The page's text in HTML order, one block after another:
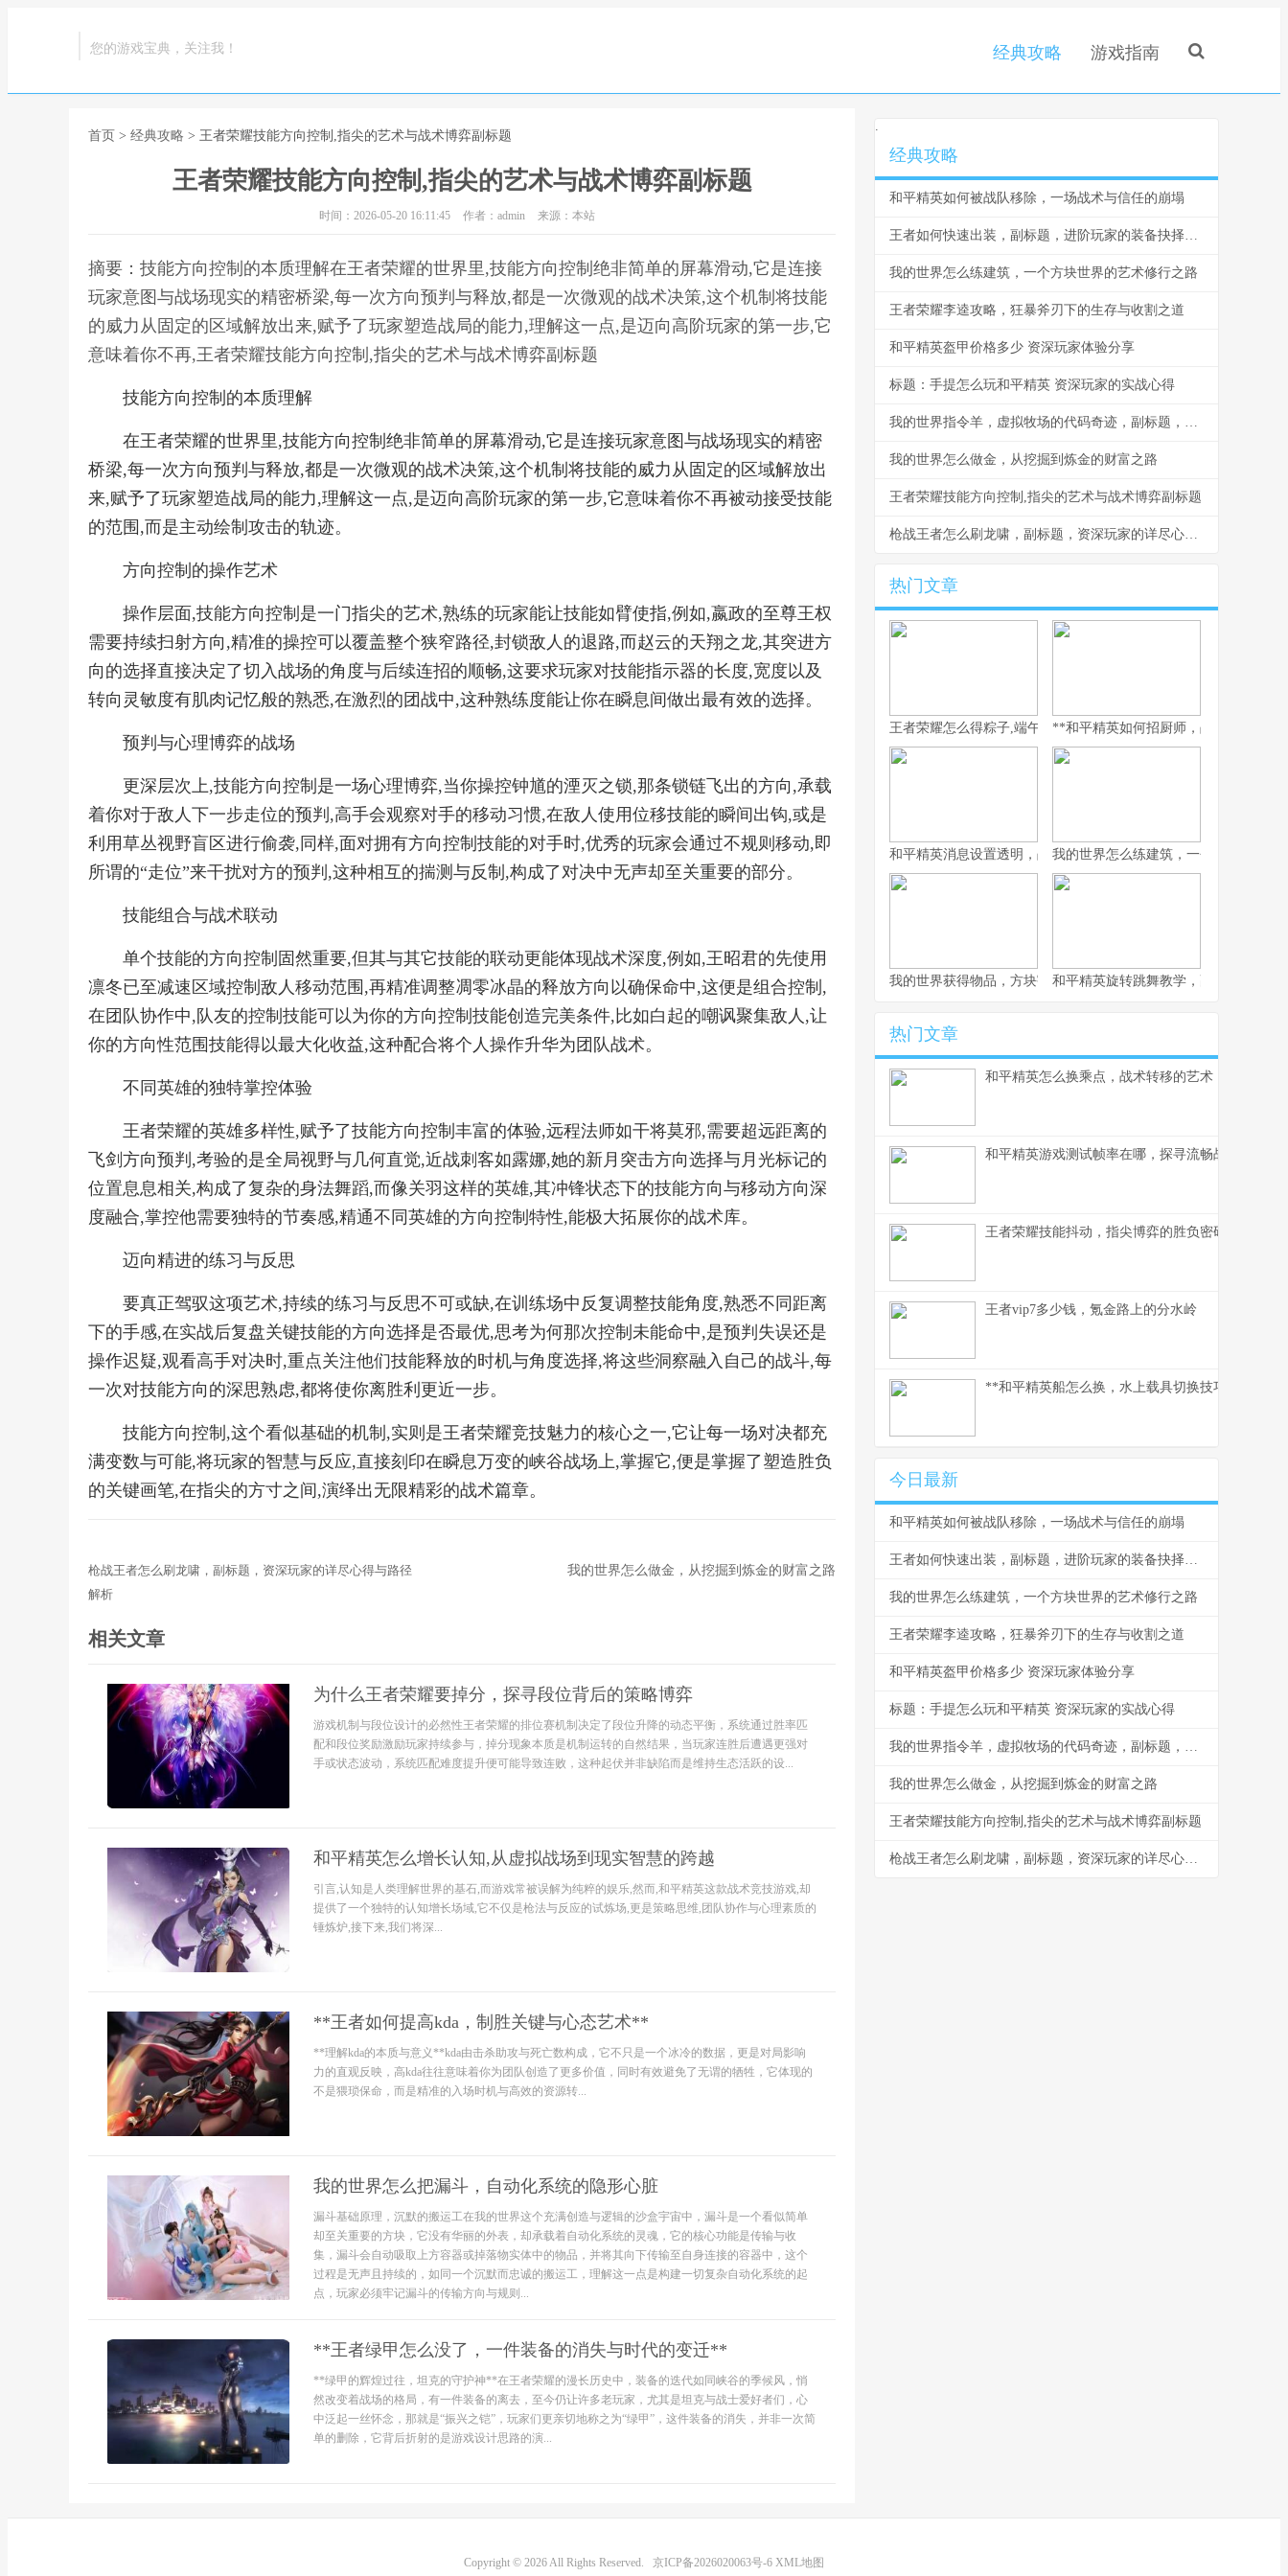
您的游戏宝典，关注我！ 经典攻略 游戏指南
首页 > 经典攻略 > 王者荣耀技能方向控制,指尖的艺术与战术博弈副标题
王者荣耀技能方向控制,指尖的艺术与战术博弈副标题
时间：2026-05-20 16:11:45 作者：admin 来源：本站
摘要：技能方向控制的本质理解在王者荣耀的世界里,技能方向控制绝非简单的屏幕滑动,它是连接
玩家意图与战场现实的精密桥梁,每一次方向预判与释放,都是一次微观的战术决策,这个机制将技能
的威力从固定的区域解放出来,赋予了玩家塑造战局的能力,理解这一点,是迈向高阶玩家的第一步,它
意味着你不再,王者荣耀技能方向控制,指尖的艺术与战术博弈副标题
技能方向控制的本质理解
在王者荣耀的世界里,技能方向控制绝非简单的屏幕滑动,它是连接玩家意图与战场现实的精密
桥梁,每一次方向预判与释放,都是一次微观的战术决策,这个机制将技能的威力从固定的区域解放出
来,赋予了玩家塑造战局的能力,理解这一点,是迈向高阶玩家的第一步,它意味着你不再被动接受技能
的范围,而是主动绘制攻击的轨迹。
方向控制的操作艺术
操作层面,技能方向控制是一门指尖的艺术,熟练的玩家能让技能如臂使指,例如,嬴政的至尊王权
需要持续扫射方向,精准的操控可以覆盖整个狭窄路径,封锁敌人的退路,而赵云的天翔之龙,其突进方
向的选择直接决定了切入战场的角度与后续连招的顺畅,这要求玩家对技能指示器的长度,宽度以及
转向灵敏度有肌肉记忆般的熟悉,在激烈的团战中,这种熟练度能让你在瞬息间做出最有效的选择。
预判与心理博弈的战场
更深层次上,技能方向控制是一场心理博弈,当你操控钟馗的湮灭之锁,那条锁链飞出的方向,承载
着你对于敌人下一步走位的预判,高手会观察对手的移动习惯,在敌人使用位移技能的瞬间出钩,或是
利用草丛视野盲区进行偷袭,同样,面对拥有方向控制技能的对手时,优秀的玩家会通过不规则移动,即
所谓的“走位”来干扰对方的预判,这种相互的揣测与反制,构成了对决中无声却至关重要的部分。
技能组合与战术联动
单个技能的方向控制固然重要,但其与其它技能的联动更能体现战术深度,例如,王昭君的先使用
凛冬已至减速区域控制敌人移动范围,再精准调整凋零冰晶的释放方向以确保命中,这便是组合控制,
在团队协作中,队友的控制技能可以为你的方向控制技能创造完美条件,比如白起的嘲讽聚集敌人,让
你的方向性范围技能得以最大化收益,这种配合将个人操作升华为团队战术。
不同英雄的独特掌控体验
王者荣耀的英雄多样性,赋予了技能方向控制丰富的体验,远程法师如干将莫邪,需要超远距离的
飞剑方向预判,考验的是全局视野与几何直觉,近战刺客如露娜,她的新月突击方向选择与月光标记的
位置息息相关,构成了复杂的身法舞蹈,而像关羽这样的英雄,其冲锋状态下的技能方向与移动方向深
度融合,掌控他需要独特的节奏感,精通不同英雄的方向控制特性,能极大拓展你的战术库。
迈向精进的练习与反思
要真正驾驭这项艺术,持续的练习与反思不可或缺,在训练场中反复调整技能角度,熟悉不同距离
下的手感,在实战后复盘关键技能的方向选择是否最优,思考为何那次控制未能命中,是预判失误还是
操作迟疑,观看高手对决时,重点关注他们技能释放的时机与角度选择,将这些洞察融入自己的战斗,每
一次对技能方向的深思熟虑,都将使你离胜利更近一步。
技能方向控制,这个看似基础的机制,实则是王者荣耀竞技魅力的核心之一,它让每一场对决都充
满变数与可能,将玩家的智慧与反应,直接刻印在瞬息万变的峡谷战场上,掌握它,便是掌握了塑造胜负
的关键画笔,在指尖的方寸之间,演绎出无限精彩的战术篇章。
枪战王者怎么刷龙啸，副标题，资深玩家的详尽心得与路径
解析
我的世界怎么做金，从挖掘到炼金的财富之路
相关文章
为什么王者荣耀要掉分，探寻段位背后的策略博弈
游戏机制与段位设计的必然性王者荣耀的排位赛机制决定了段位升降的动态平衡，系统通过胜率匹
配和段位奖励激励玩家持续参与，掉分现象本质是机制运转的自然结果，当玩家连胜后遭遇更强对
手或状态波动，系统匹配难度提升便可能导致连败，这种起伏并非缺陷而是维持生态活跃的设...
和平精英怎么增长认知,从虚拟战场到现实智慧的跨越
引言,认知是人类理解世界的基石,而游戏常被误解为纯粹的娱乐,然而,和平精英这款战术竞技游戏,却
提供了一个独特的认知增长场域,它不仅是枪法与反应的试炼场,更是策略思维,团队协作与心理素质的
锤炼炉,接下来,我们将深...
**王者如何提高kda，制胜关键与心态艺术**
**理解kda的本质与意义**kda由击杀助攻与死亡数构成，它不只是一个冰冷的数据，更是对局影响
力的直观反映，高kda往往意味着你为团队创造了更多价值，同时有效避免了无谓的牺牲，它体现的
不是猥琐保命，而是精准的入场时机与高效的资源转...
我的世界怎么把漏斗，自动化系统的隐形心脏
漏斗基础原理，沉默的搬运工在我的世界这个充满创造与逻辑的沙盒宇宙中，漏斗是一个看似简单
却至关重要的方块，它没有华丽的外表，却承载着自动化系统的灵魂，它的核心功能是传输与收
集，漏斗会自动吸取上方容器或掉落物实体中的物品，并将其向下传输至自身连接的容器中，这个
过程是无声且持续的，如同一个沉默而忠诚的搬运工，理解这一点是构建一切复杂自动化系统的起
点，玩家必须牢记漏斗的传输方向与规则...
**王者绿甲怎么没了，一件装备的消失与时代的变迁**
**绿甲的辉煌过往，坦克的守护神**在王者荣耀的漫长历史中，装备的迭代如同峡谷的季候风，悄
然改变着战场的格局，有一件装备的离去，至今仍让许多老玩家，尤其是坦克与战士爱好者们，心
中泛起一丝怀念，那就是“振兴之铠”，玩家们更亲切地称之为“绿甲”，这件装备的消失，并非一次简
单的删除，它背后折射的是游戏设计思路的演...
.
经典攻略
和平精英如何被战队移除，一场战术与信任的崩塌
王者如何快速出装，副标题，进阶玩家的装备抉择之道
我的世界怎么练建筑，一个方块世界的艺术修行之路
王者荣耀李逵攻略，狂暴斧刃下的生存与收割之道
和平精英盔甲价格多少 资深玩家体验分享
标题：手提怎么玩和平精英 资深玩家的实战心得
我的世界指令羊，虚拟牧场的代码奇迹，副标题，方块世界中的命令艺术
我的世界怎么做金，从挖掘到炼金的财富之路
王者荣耀技能方向控制,指尖的艺术与战术博弈副标题
枪战王者怎么刷龙啸，副标题，资深玩家的详尽心得与路径解析
热门文章
王者荣耀怎么得粽子,端午赛季福利全解析**和平精英如何招厨师，战场炊事班计
和平精英消息设置透明，战术沟通的艺术我的世界怎么练建筑，一个方块世界的
我的世界获得物品，方块宇宙的永恒追寻副标题
和平精英旋转跳舞教学，副标题为娱乐
热门文章
和平精英怎么换乘点，战术转移的艺术
和平精英游戏测试帧率在哪，探寻流畅战场的关键
王者荣耀技能抖动，指尖博弈的胜负密码，副标题
王者vip7多少钱，氪金路上的分水岭
**和平精英船怎么换，水上载具切换技巧详解，副
今日最新
和平精英如何被战队移除，一场战术与信任的崩塌
王者如何快速出装，副标题，进阶玩家的装备抉择之道
我的世界怎么练建筑，一个方块世界的艺术修行之路
王者荣耀李逵攻略，狂暴斧刃下的生存与收割之道
和平精英盔甲价格多少 资深玩家体验分享
标题：手提怎么玩和平精英 资深玩家的实战心得
我的世界指令羊，虚拟牧场的代码奇迹，副标题，方块世界中的命令艺术
我的世界怎么做金，从挖掘到炼金的财富之路
王者荣耀技能方向控制,指尖的艺术与战术博弈副标题
枪战王者怎么刷龙啸，副标题，资深玩家的详尽心得与路径解析
Copyright © 2026 All Rights Reserved. 京ICP备2026020063号-6 XML地图